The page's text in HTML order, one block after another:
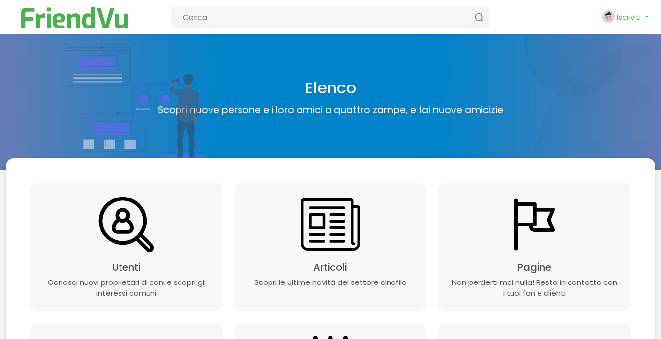
Iscriviti
Elenco
Scopri nuove persone e i loro amici a quattro zampe, e fai nuove amicizie
Utenti
Conosci nuovi proprietari di cani e scopri gli
interessi comuni
Articoli
Scopri le ultime novità del settore cinofilo
Pagine
Non perderti mai nulla! Resta in contatto con
i tuoi fan e clienti